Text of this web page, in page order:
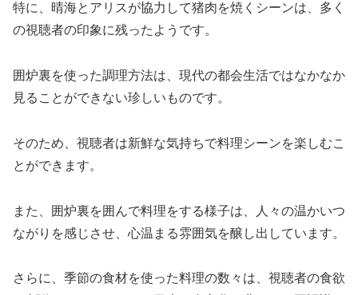
特に、晴海とアリスが協力して猪肉を焼くシーンは、多く
の視聴者の印象に残ったようです。
囲炉裏を使った調理方法は、現代の都会生活ではなかなか
見ることができない珍しいものです。
そのため、視聴者は新鮮な気持ちで料理シーンを楽しむこ
とができます。
また、囲炉裏を囲んで料理をする様子は、人々の温かいつ
ながりを感じさせ、心温まる雰囲気を醸し出しています。
さらに、季節の食材を使った料理の数々は、視聴者の食欲